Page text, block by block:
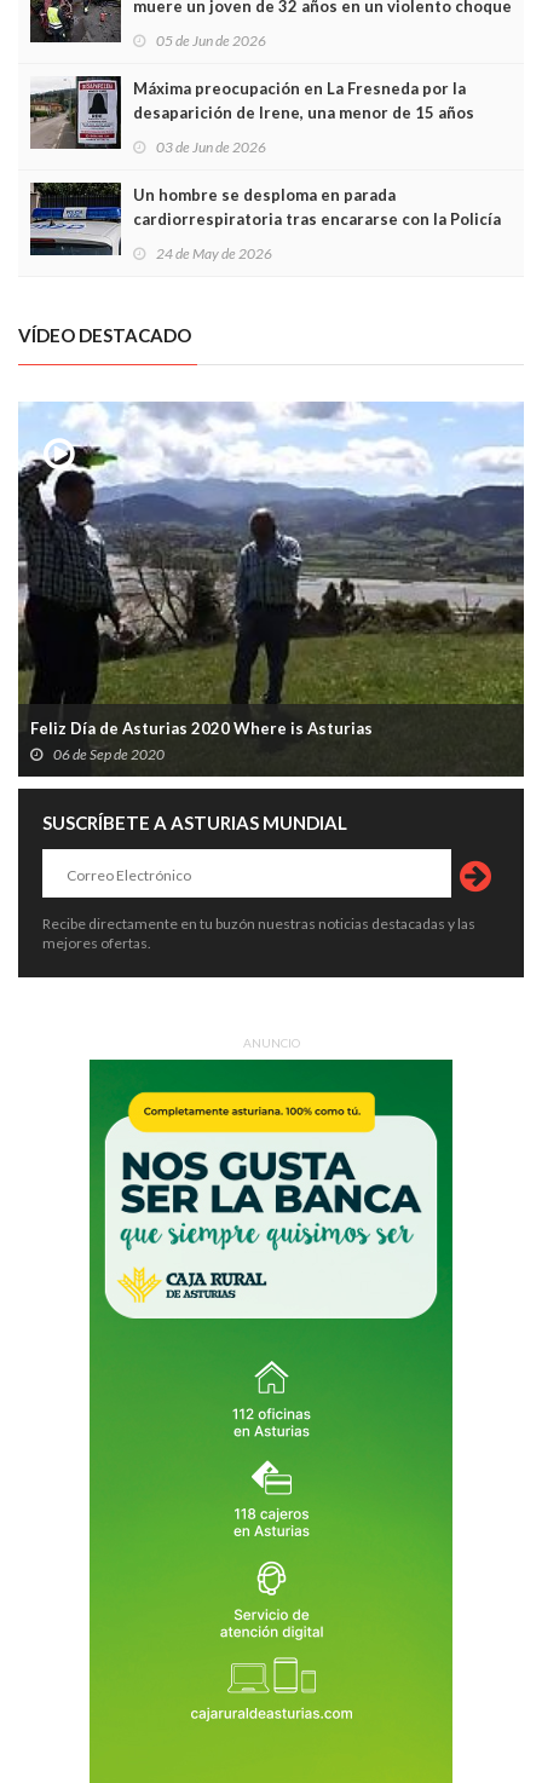
muere un joven de 32 años en un violento choque
frontal
05 de Jun de 2026
Máxima preocupación en La Fresneda por la
desaparición de Irene, una menor de 15 años
03 de Jun de 2026
Un hombre se desploma en parada
cardiorrespiratoria tras encararse con la Policía
Local en Luanco
24 de May de 2026
VÍDEO DESTACADO
Feliz Día de Asturias 2020 Where is Asturias
06 de Sep de 2020
SUSCRÍBETE A ASTURIAS MUNDIAL
Recibe directamente en tu buzón nuestras noticias destacadas y las
mejores ofertas.
ANUNCIO